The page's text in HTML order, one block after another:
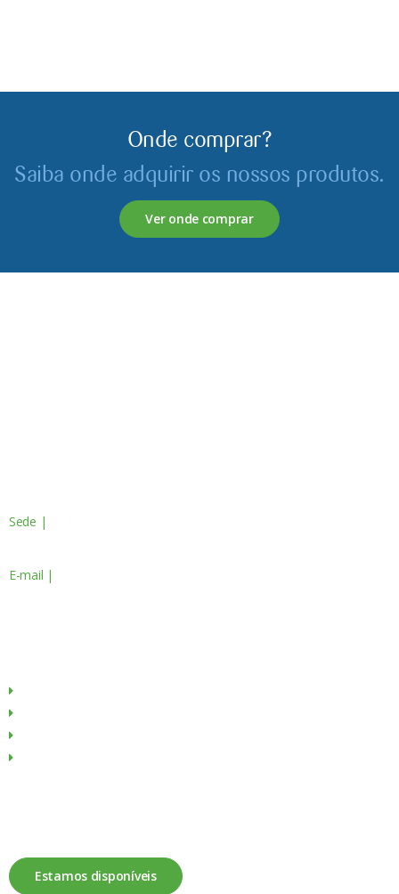
Onde comprar?
Saiba onde adquirir os nossos produtos.
Ver onde comprar
Sede |
E-mail |
Estamos disponíveis